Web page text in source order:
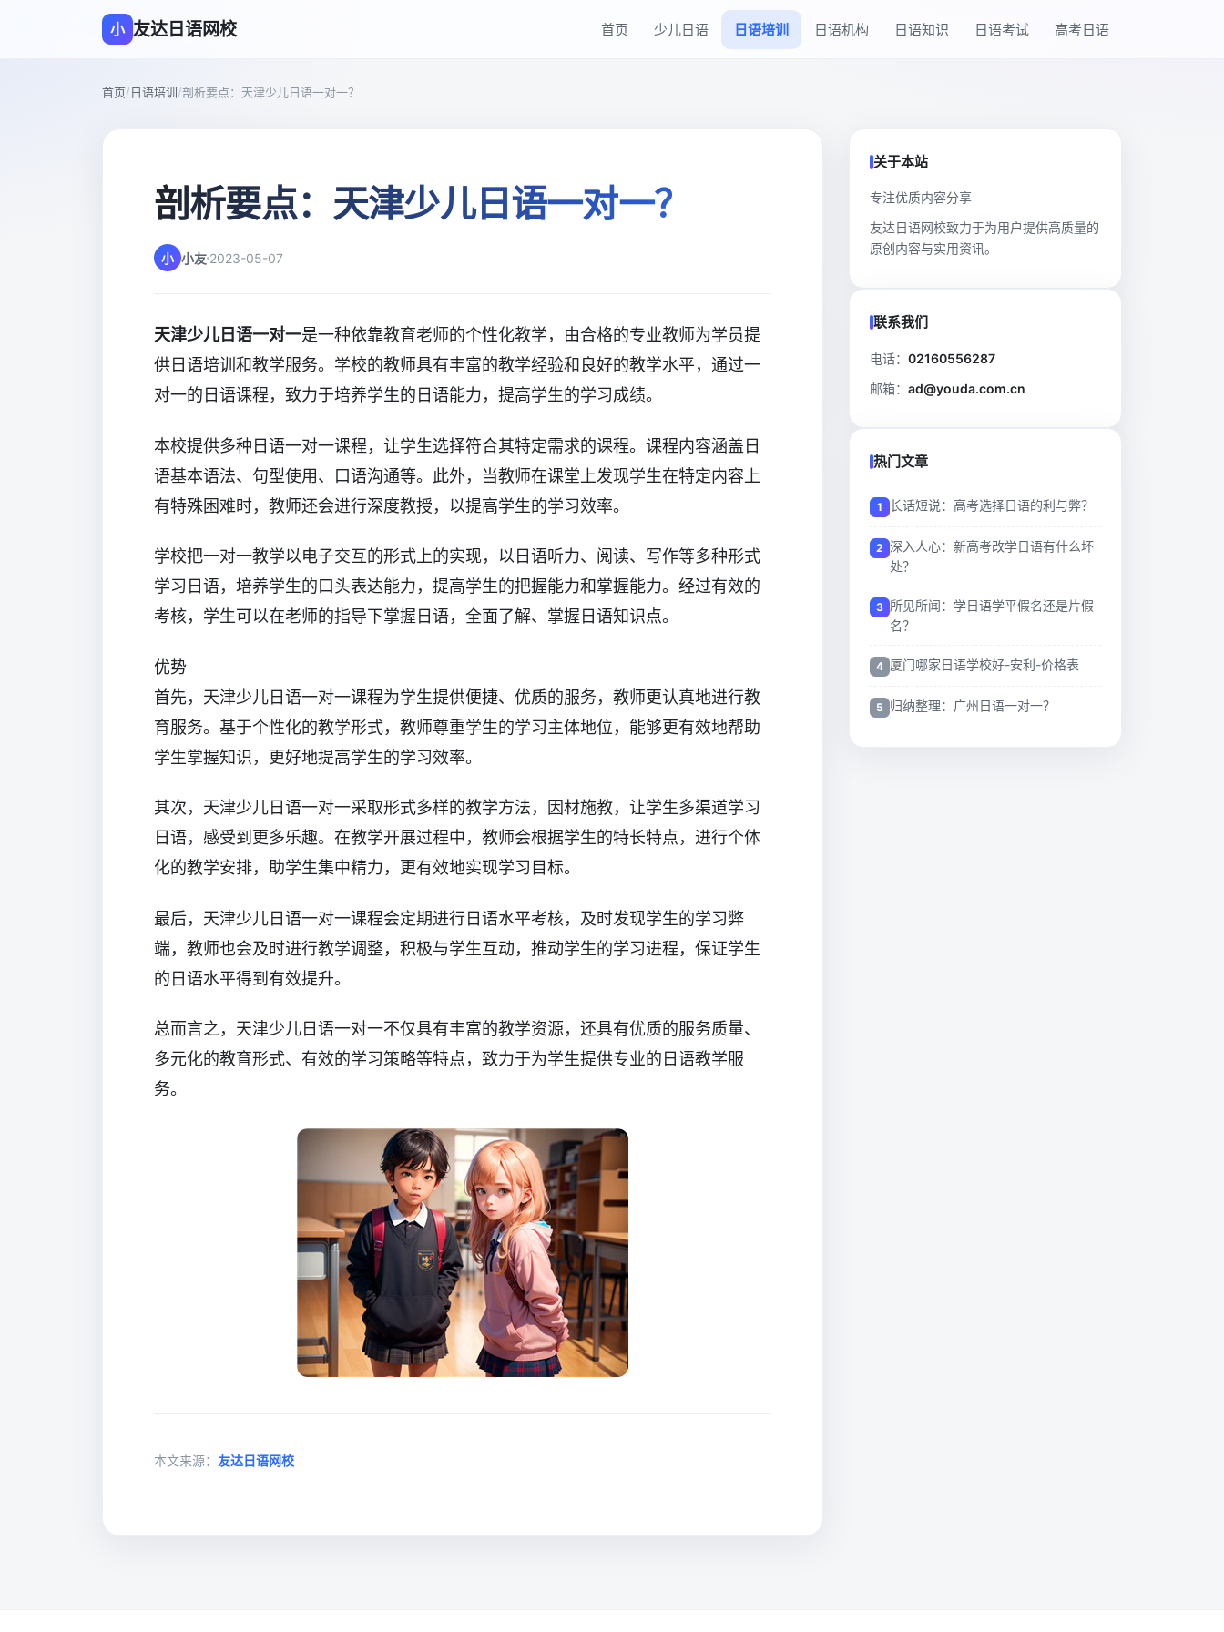
小 友达日语网校 首页 少儿日语 日语培训 日语机构 日语知识 日语考试 高考日语
首页/日语培训/剖析要点：天津少儿日语一对一？
剖析要点：天津少儿日语一对一？
小 小友 2023-05-07
天津少儿日语一对一是一种依靠教育老师的个性化教学，由合格的专业教师为学员提
供日语培训和教学服务。学校的教师具有丰富的教学经验和良好的教学水平，通过一
对一的日语课程，致力于培养学生的日语能力，提高学生的学习成绩。
本校提供多种日语一对一课程，让学生选择符合其特定需求的课程。课程内容涵盖日
语基本语法、句型使用、口语沟通等。此外，当教师在课堂上发现学生在特定内容上
有特殊困难时，教师还会进行深度教授，以提高学生的学习效率。
学校把一对一教学以电子交互的形式上的实现，以日语听力、阅读、写作等多种形式
学习日语，培养学生的口头表达能力，提高学生的把握能力和掌握能力。经过有效的
考核，学生可以在老师的指导下掌握日语，全面了解、掌握日语知识点。
优势
首先，天津少儿日语一对一课程为学生提供便捷、优质的服务，教师更认真地进行教
育服务。基于个性化的教学形式，教师尊重学生的学习主体地位，能够更有效地帮助
学生掌握知识，更好地提高学生的学习效率。
其次，天津少儿日语一对一采取形式多样的教学方法，因材施教，让学生多渠道学习
日语，感受到更多乐趣。在教学开展过程中，教师会根据学生的特长特点，进行个体
化的教学安排，助学生集中精力，更有效地实现学习目标。
最后，天津少儿日语一对一课程会定期进行日语水平考核，及时发现学生的学习弊
端，教师也会及时进行教学调整，积极与学生互动，推动学生的学习进程，保证学生
的日语水平得到有效提升。
总而言之，天津少儿日语一对一不仅具有丰富的教学资源，还具有优质的服务质量、
多元化的教育形式、有效的学习策略等特点，致力于为学生提供专业的日语教学服
务。
本文来源： 友达日语网校
关于本站
专注优质内容分享
友达日语网校致力于为用户提供高质量的
原创内容与实用资讯。
联系我们
电话： 02160556287
邮箱： ad@youda.com.cn
热门文章
长话短说：高考选择日语的利与弊？
深入人心：新高考改学日语有什么坏
处？
所见所闻：学日语学平假名还是片假
名？
厦门哪家日语学校好-安利-价格表
归纳整理：广州日语一对一？